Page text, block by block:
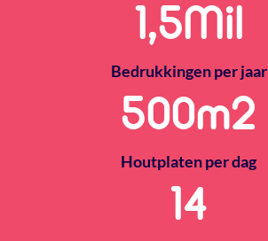
1,5Mil
Bedrukkingen per jaar
500m2
Houtplaten per dag
14